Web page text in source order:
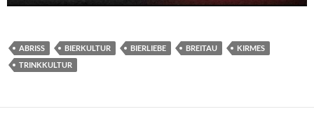
ABRISS BIERKULTUR BIERLIEBE BREITAU
KIRMES
TRINKKULTUR